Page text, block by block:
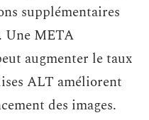
supplémentaires
Une META
augmenter le taux
ALT améliorent
des images.